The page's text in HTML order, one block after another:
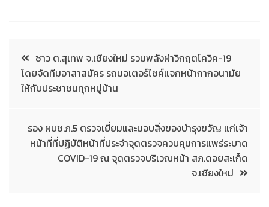
ชาว ต.สุเทพ จ.เชียงใหม่ รวมพลังผ่าวิกฤตโควิค-19
โดยจัดทีมอาสาสมัคร รถมอเตอร์ไซค์แจกหน้ากากอนามัย
ให้กับประชาชนทุกหมู่บ้าน
รอง ผบช.ภ.5 ตรวจเยี่ยมและมอบสิ่งของบำรุงขวัญ แก่เจ้า
หน้าที่ที่ปฏิบัติหน้าที่ประจำจุดตรวจควบคุมการแพร่ระบาด
COVID-19 ณ จุดตรวจบริเวณหน้า สภ.ดอยสะเก็ด
จ.เชียงใหม่